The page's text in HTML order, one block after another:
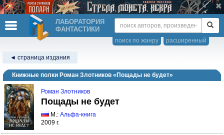
ЛАБОРАТОРИЯ
ФАНТАСТИКИ
расширенный
поиск по жанру
◄ страница издания
Книжные полки Роман Злотников «Пощады не будет»
Роман Злотников
Пощады не будет
М.: Альфа-книга
2009 г.